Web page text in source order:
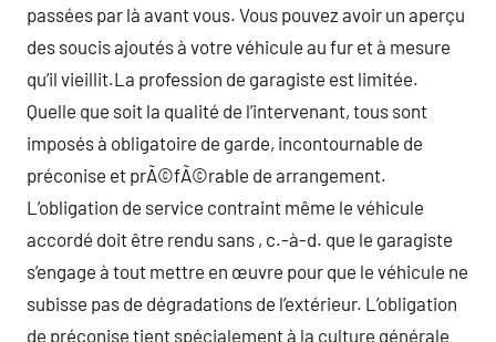
passées par là avant vous. Vous pouvez avoir un aperçu
des soucis ajoutés à votre véhicule au fur et à mesure
qu’il vieillit.La profession de garagiste est limitée.
Quelle que soit la qualité de l’intervenant, tous sont
imposés à obligatoire de garde, incontournable de
préconise et prÃ©fÃ©rable de arrangement.
L’obligation de service contraint même le véhicule
accordé doit être rendu sans , c.-à-d. que le garagiste
s’engage à tout mettre en œuvre pour que le véhicule ne
subisse pas de dégradations de l’extérieur. L’obligation
de préconise tient spécialement à la culture générale